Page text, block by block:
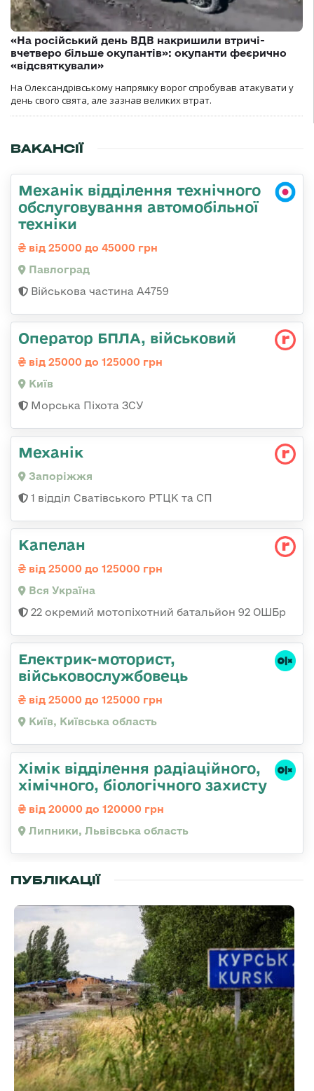
«На російський день ВДВ накришили втричі-
вчетверо більше окупантів»: окупанти феєрично
«відсвяткували»
На Олександрівському напрямку ворог спробував атакувати у
день свого свята, але зазнав великих втрат.
ВАКАНСІЇ
Механік відділення технічного
обслуговування автомобільної
техніки
від 25000 до 45000 грн
Павлоград
Військова частина А4759
Оператор БПЛА, військовий
від 25000 до 125000 грн
Київ
Морська Піхота ЗСУ
Механік
Запоріжжя
1 відділ Сватівського РТЦК та СП
Капелан
від 25000 до 125000 грн
Вся Україна
22 окремий мотопіхотний батальйон 92 ОШБр
Електрик-моторист,
військовослужбовець
від 25000 до 125000 грн
Київ, Київська область
Хімік відділення радіаційного,
хімічного, біологічного захисту
від 20000 до 120000 грн
Липники, Львівська область
ПУБЛІКАЦІЇ